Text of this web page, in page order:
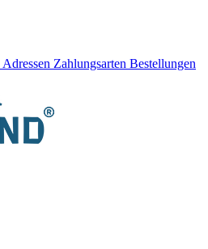
Adressen Zahlungsarten Bestellungen